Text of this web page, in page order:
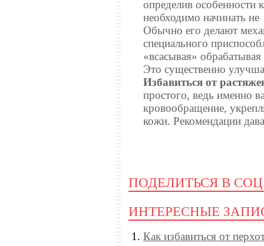
определив особенности
необходимо начинать
Обычно его делают
специального
«всасывая»
Это существенно
Избавиться от
простого, ведь именно
кровообращение,
кожи. Рекомендации
ПОДЕЛИТЬСЯ В
ИНТЕРЕСНЫЕ
Как избавиться от